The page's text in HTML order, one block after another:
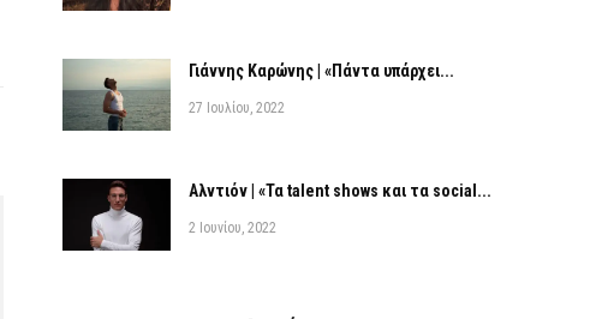
Γιάννης Καρώνης | «Πάντα υπάρχει...
27 Ιουλίου, 2022
Αλντιόν | «Τα talent shows και τα social...
2 Ιουνίου, 2022